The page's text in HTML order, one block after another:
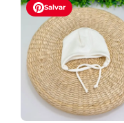
Salvar